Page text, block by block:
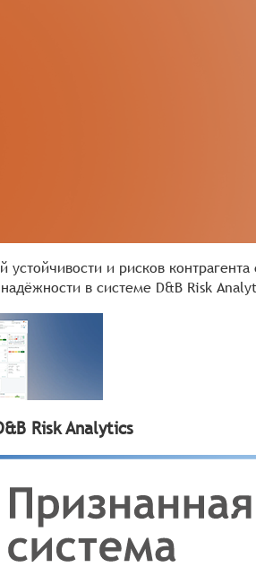
устойчивости и рисков контрагента
в системе D&B Risk
Risk Analytics